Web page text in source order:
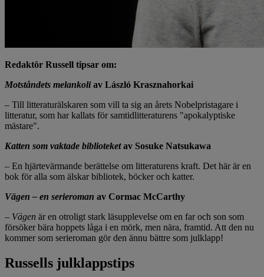
Redaktör Russell tipsar om:
Motståndets melankoliav László Krasznahorkai
– Till litteraturälskaren som vill ta sig an årets Nobelpristagare i
litteratur, som har kallats för samtidlitteraturens "apokalyptiske
mästare".
Katten som vaktade biblioteketav Sosuke Natsukawa
– En hjärtevärmande berättelse om litteraturens kraft. Det här är en
bok för alla som älskar bibliotek, böcker och katter.
Vägen – en serieroman av Cormac McCarthy
– Vägen är en otroligt stark läsupplevelse om en far och son som
försöker bära hoppets låga i en mörk, men nära, framtid. Att den nu
kommer som serieroman gör den ännu bättre som julklapp!
Russells julklappstips